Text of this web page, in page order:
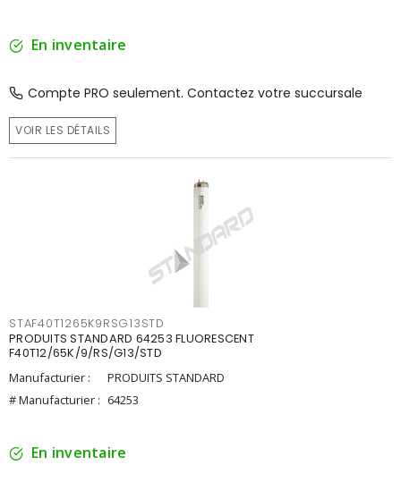
En inventaire
Compte PRO seulement. Contactez votre succursale
VOIR LES DÉTAILS
STAF40T1265K9RSG13STD
PRODUITS STANDARD 64253 FLUORESCENT
F40T12/65K/9/RS/G13/STD
Manufacturier :
PRODUITS STANDARD
# Manufacturier : 64253
En inventaire